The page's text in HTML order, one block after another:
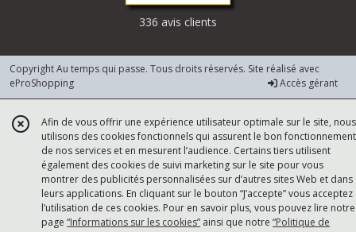
336 avis clients
Copyright Au temps qui passe. Tous droits réservés. Site réalisé avec
eProShopping
Accès gérant
Afin de vous offrir une expérience utilisateur optimale sur le site, nous
utilisons des cookies fonctionnels qui assurent le bon fonctionnement
de nos services et en mesurent l’audience. Certains tiers utilisent
également des cookies de suivi marketing sur le site pour vous
montrer des publicités personnalisées sur d’autres sites Web et dans
leurs applications. En cliquant sur le bouton “J’accepte” vous acceptez
l’utilisation de ces cookies. Pour en savoir plus, vous pouvez lire notre
page “Informations sur les cookies” ainsi que notre “Politique de